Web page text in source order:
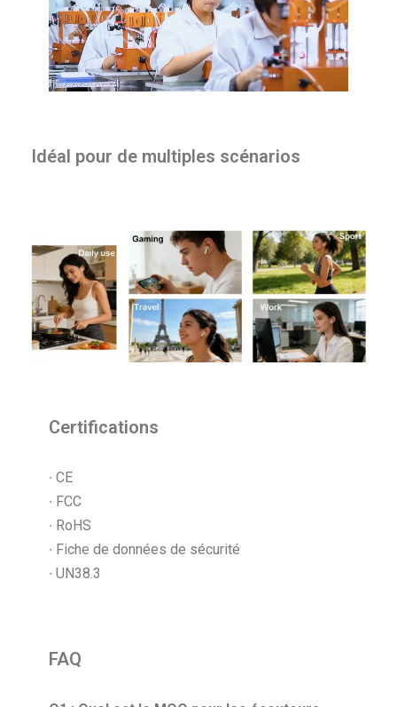
Idéal pour de multiples scénarios
Certifications
∙ CE
∙ FCC
∙ RoHS
∙ Fiche de données de sécurité
∙ UN38.3
FAQ